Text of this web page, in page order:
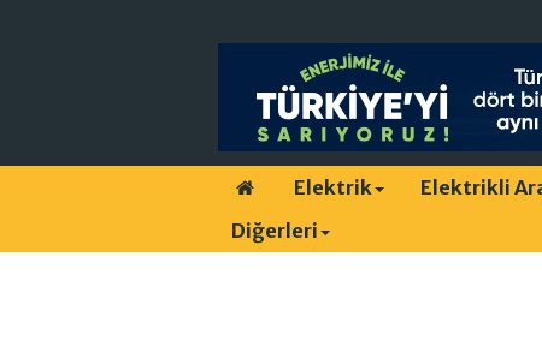
Elektrik Elektrikli
Diğerleri